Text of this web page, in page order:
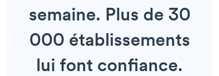
semaine. Plus de 30
000 établissements
lui font confiance.